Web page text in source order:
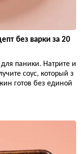
без варки за 20
паники. Натрите и
соус, который з
готов без единой